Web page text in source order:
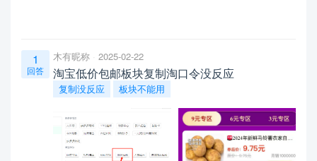
1
回答
木有昵称 2025-02-22
淘宝低价包邮板块复制淘口令没反应
复制没反应 板块不能用